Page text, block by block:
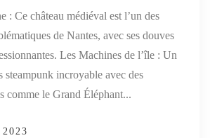
: Ce château médiéval est l’un des
de Nantes, avec ses douves
Les Machines de l’île : Un
steampunk incroyable avec des
comme le Grand Éléphant...